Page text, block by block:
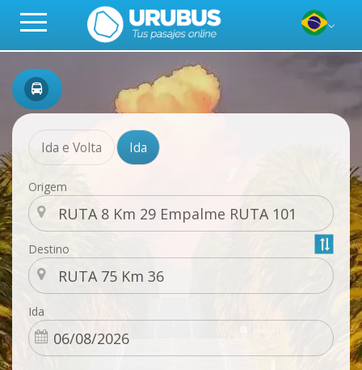
Ida e Volta Ida
Origem
Destino
Ida